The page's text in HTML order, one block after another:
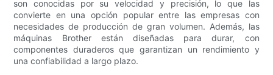
son conocidas por su velocidad y precisión, lo que las
convierte en una opción popular entre las empresas con
necesidades de producción de gran volumen. Además, las
máquinas Brother están diseñadas para durar, con
componentes duraderos que garantizan un rendimiento y
una confiabilidad a largo plazo.